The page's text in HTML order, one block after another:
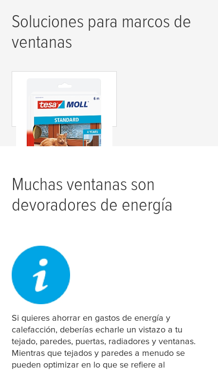
Soluciones para marcos de
ventanas
STANDARD
Muchas ventanas son
devoradores de energía
Si quieres ahorrar en gastos de energía y
calefacción, deberías echarle un vistazo a tu
tejado, paredes, puertas, radiadores y ventanas.
Mientras que tejados y paredes a menudo se
pueden optimizar en lo que se refiere al